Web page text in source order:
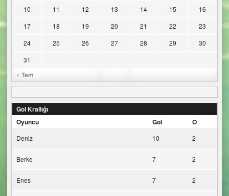
« Tem
10
11 12 13 14 15
16
17
18 19 20 21 22
23
24
25 26 27 28 29
30
31
Gol Krallığı
Oyuncu
Gol O
Deniz 10 2
Berke 7 2
Enes 7 2